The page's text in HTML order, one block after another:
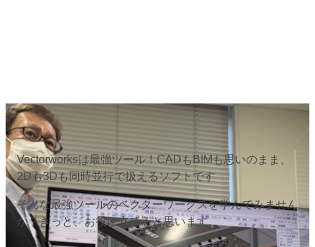
Vectorworksは最強ツール！CADもBIMも思いのまま、
2Dも3Dも同時並行で扱えるソフトです
そんな最強ツールのベクターワークスを学んでみません
か？きっと、お役に立てると思います。